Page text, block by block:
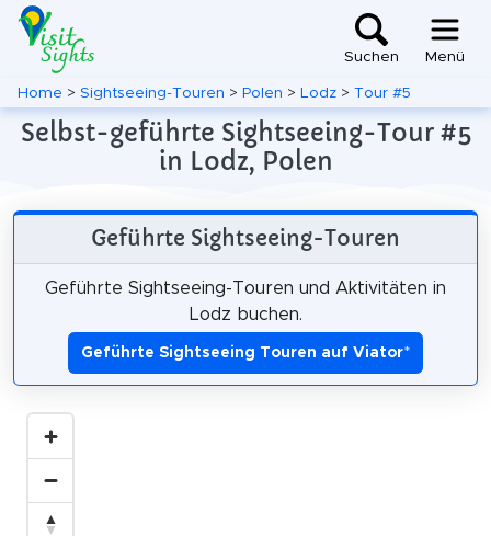
Suchen Menü
Home > Sightseeing-Touren > Polen > Lodz > Tour #5
Selbst-geführte Sightseeing-Tour #5
in Lodz, Polen
Geführte Sightseeing-Touren
Geführte Sightseeing-Touren und Aktivitäten in
Lodz buchen.
Geführte Sightseeing Touren auf Viator*